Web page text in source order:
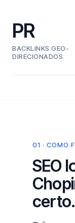
PR
BACKLINKS GEO-
DIRECIONADOS
01 · COMO
SEO
certo.